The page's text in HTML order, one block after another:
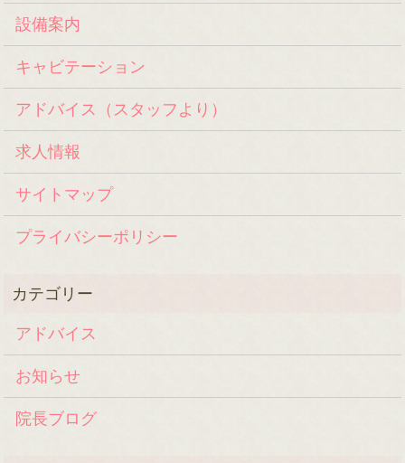
設備案内
キャビテーション
アドバイス（スタッフより）
求人情報
サイトマップ
プライバシーポリシー
アドバイス
お知らせ
院長ブログ